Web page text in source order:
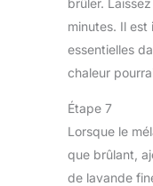
brûler.
minutes. Il est
essentielles
chaleur
Étape 7
Lorsque le
que brûlant,
de lavande